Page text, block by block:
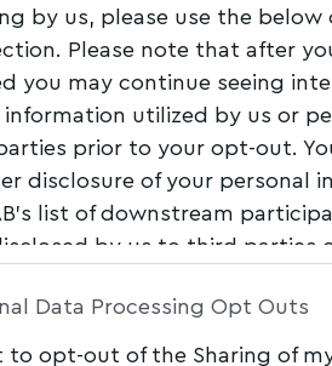
by us, please use the
Please note that after
you may continue seeing
information utilized by us or
prior to your opt-out.
disclosure of your personal
list of downstream
by us to third parties
Data Processing Opt Outs
to opt-out of the Sharing of